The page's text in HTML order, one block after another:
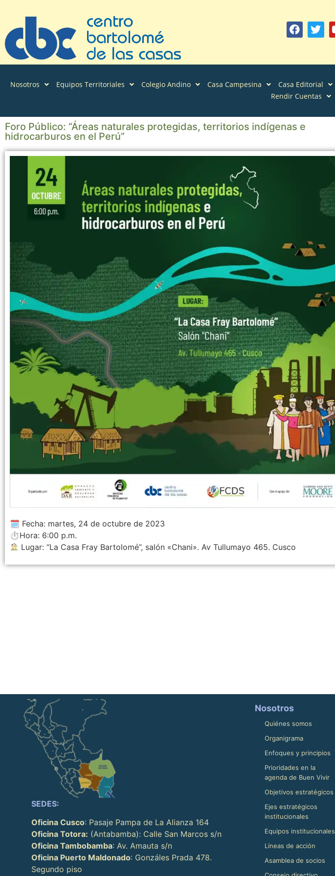
Nosotros Equipos Territoriales Colegio Andino Casa Campesina Casa Editorial
Rendir Cuentas
Foro Público: “Áreas naturales protegidas, territorios indígenas e
hidrocarburos en el Perú”
🗓 Fecha: martes, 24 de octubre de 2023
⏱Hora: 6:00 p.m.
Lugar: “La Casa Fray Bartolomé”, salón «Chani». Av Tullumayo 465. Cusco
SEDES:
Oficina Cusco: Pasaje Pampa de La Alianza 164
Oficina Totora: (Antabamba): Calle San Marcos s/n
Oficina Tambobamba: Av. Amauta s/n
Oficina Puerto Maldonado: Gonzáles Prada 478.
Segundo piso
Nosotros
Quiénes somos
Organigrama
Enfoques y principios
Prioridades en la
agenda de Buen Vivir
Objetivos estratégicos
Ejes estratégicos
institucionales
Equipos institucionales
Líneas de acción
Asamblea de socios